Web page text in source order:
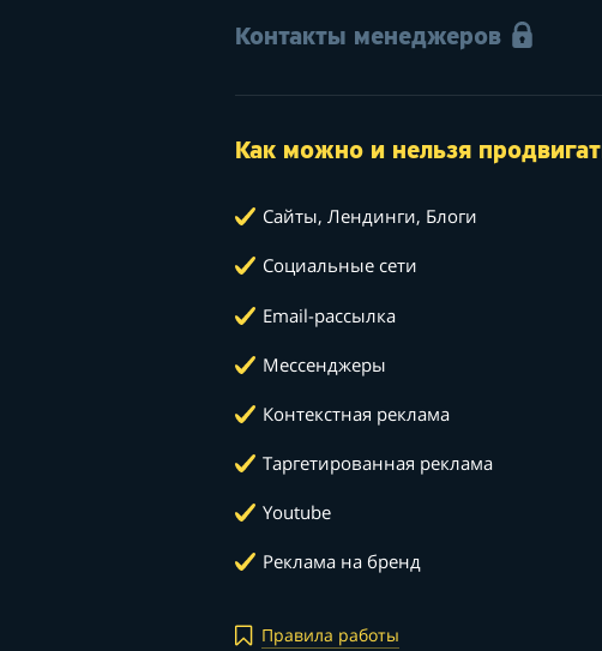
Контакты менеджеров
Как можно и нельзя
Сайты, Лендинги, Блоги
Социальные сети
Email-рассылка
Мессенджеры
Контекстная реклама
Таргетированная реклама
Youtube
Реклама на бренд
Правила работы